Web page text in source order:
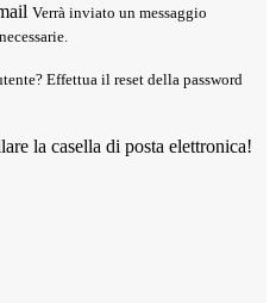
Verrà inviato un messaggio
Effettua il reset della password
la casella di posta elettronica!